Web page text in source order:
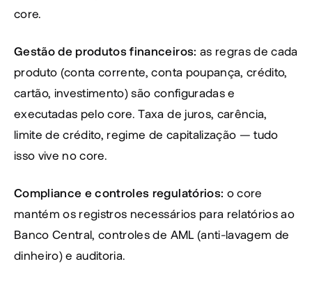
core.
Gestão de produtos financeiros: as regras de cada
produto (conta corrente, conta poupança, crédito,
cartão, investimento) são configuradas e
executadas pelo core. Taxa de juros, carência,
limite de crédito, regime de capitalização — tudo
isso vive no core.
Compliance e controles regulatórios: o core
mantém os registros necessários para relatórios ao
Banco Central, controles de AML (anti-lavagem de
dinheiro) e auditoria.